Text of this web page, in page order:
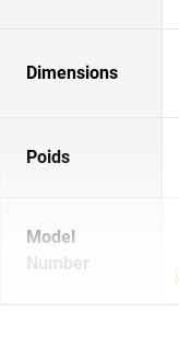
Dimensions
Poids
Model
Number